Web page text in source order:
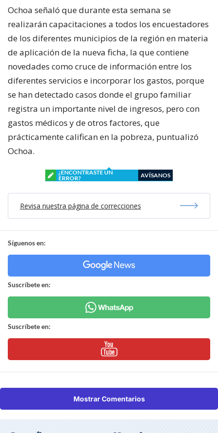
Ochoa señaló que durante esta semana se
realizarán capacitaciones a todos los encuestadores
de los diferentes municipios de la región en materia
de aplicación de la nueva ficha, la que contiene
novedades como cruce de información entre los
diferentes servicios e incorporar los gastos, porque
se han detectado casos donde el grupo familiar
registra un importante nivel de ingresos, pero con
gastos médicos y de otros factores, que
prácticamente califican en la pobreza, puntualizó
Ochoa.
¿ENCONTRASTE UN
ERROR?
AVÍSANOS
Revisa nuestra página de correcciones
Síguenos en:
Suscríbete en:
Suscríbete en:
Mostrar Comentarios